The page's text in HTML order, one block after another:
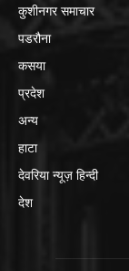
कुशीनगर समाचार
पडरौना
कसया
प्रदेश
अन्य
हाटा
देवरिया न्यूज़ हिन्दी
देश